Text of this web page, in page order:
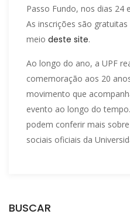
Passo Fundo, nos dias 24
As inscrições são
meio deste site.
Ao longo do ano, a UPF
comemoração aos 20
movimento que
evento ao longo do
podem conferir mais
sociais oficiais da
BUSCAR